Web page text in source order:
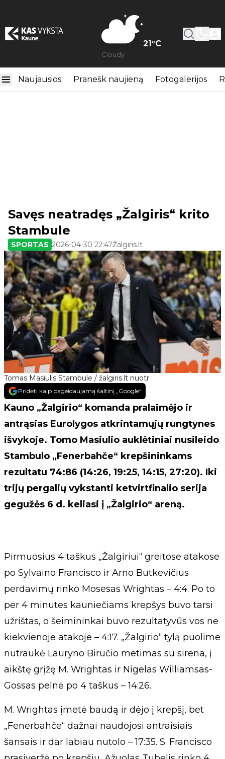
21°C
Cloudy
Naujausios Pranešk naujieną Fotogalerijos
Tomas Masiulis Stambule / žalgiris.lt nuotr.
Savęs neatradęs „Žalgiris“ krito
Stambule
SPORTAS 2026-04-30 22:47Žalgiris.lt
Pridėti kaip pageidaujamą šaltinį „Google“
Kauno „Žalgirio“ komanda pralaimėjo ir
antrąsias Eurolygos atkrintamųjų rungtynes
išvykoje. Tomo Masiulio auklėtiniai nusileido
Stambulo „Fenerbahče“ krepšininkams
rezultatu 74:86 (14:26, 19:25, 14:15, 27:20). Iki
trijų pergalių vykstanti ketvirtfinalio serija
gegužės 6 d. keliasi į „Žalgirio“ areną.
Pirmuosius 4 taškus „Žalgiriui“ greitose atakose
po Sylvaino Francisco ir Arno Butkevičius
perdavimų rinko Mosesas Wrightas – 4:4. Po to
per 4 minutes kauniečiams krepšys buvo tarsi
užrištas, o šeimininkai buvo rezultatyvūs vos ne
kiekvienoje atakoje – 4:17. „Žalgirio“ tylą puolime
nutraukė Lauryno Biručio metimas su sirena, į
aikštę grįžę M. Wrightas ir Nigelas Williamsas-
Gossas pelnė po 4 taškus – 14:26.
M. Wrightas įmetė baudą ir dėjo į krepšį, bet
„Fenerbahče“ dažnai naudojosi antraisiais
šansais ir dar labiau nutolo – 17:35. S. Francisco